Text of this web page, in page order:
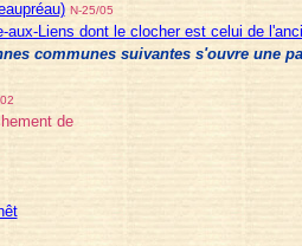
N-25/05
aux-Liens dont le clocher est celui de
communes suivantes s'ouvre une
de